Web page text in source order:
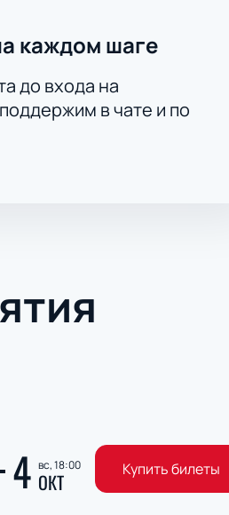
каждом шаге
до входа на
в чате и по
4 вс, 18:00
ОКТ Купить билеты